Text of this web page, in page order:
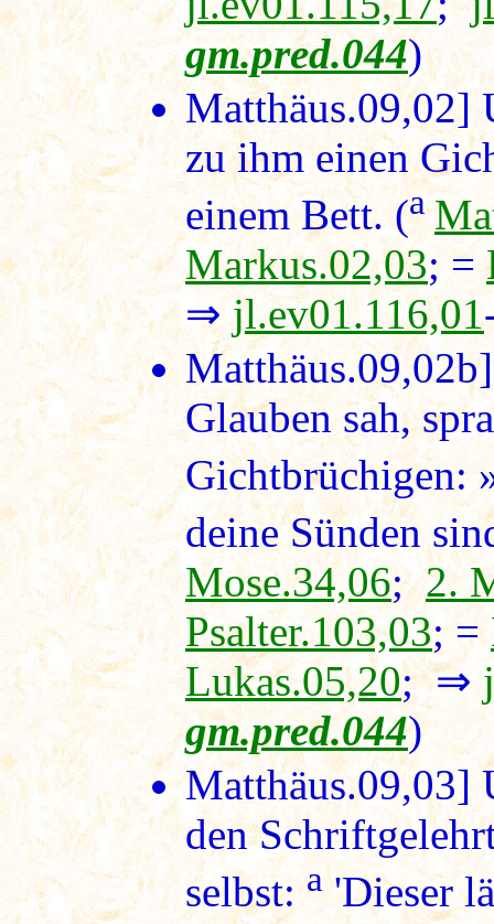
gm.pred.044)
Matthäus.09,02]
zu ihm einen
einem Bett. (a
Markus.02,03; =
⇒ jl.ev01.116,01
Matthäus.09,02b
Glauben sah,
Gichtbrüchigen:
deine Sünden
Mose.34,06;2.
Psalter.103,03; =
Lukas.05,20; ⇒
gm.pred.044)
Matthäus.09,03]
den
selbst: a 'Dieser